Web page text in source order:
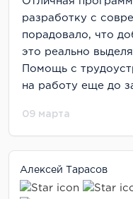
разработку с
порадовало, что
это реально
Помощь с
на работу еще до
09 марта
Алексей Тарасов